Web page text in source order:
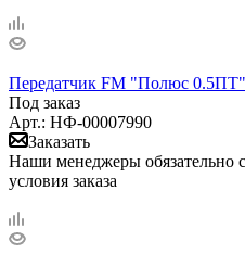
Передатчик FM "Полюс
Под заказ
Арт.: НФ-00007990
Заказать
Наши менеджеры обязательно
условия заказа